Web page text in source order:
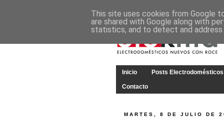
Inicio Posts Electrodomésticos
Contacto
MARTES, 8 DE JULIO DE
This site uses cookies from Google
are shared with Google along with
statistics, and to detect and address